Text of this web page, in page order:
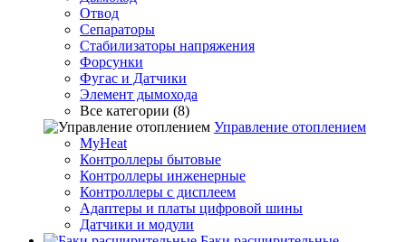
Отвод
Сепараторы
Стабилизаторы напряжения
Форсунки
Фугас и Датчики
Элемент дымохода
Все категории (8)
Управление отоплением
MyHeat
Контроллеры бытовые
Контроллеры инженерные
Контроллеры с дисплеем
Адаптеры и платы цифровой шины
Датчики и модули